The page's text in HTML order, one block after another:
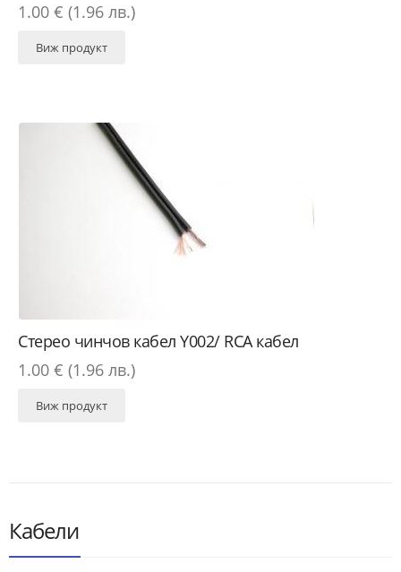
1.00 € (1.96 лв.)
Виж продукт
Стерео чинчов кабел Y002/ RCA кабел
1.00 € (1.96 лв.)
Виж продукт
Кабели